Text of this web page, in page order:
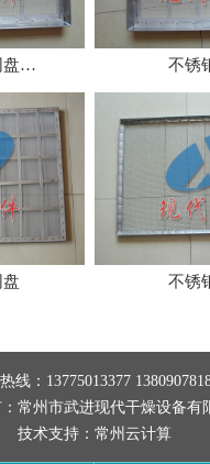
盘… 不锈
不锈
线：13775013377
常州市武进现代干燥设备有
技术支持： 常州云计算